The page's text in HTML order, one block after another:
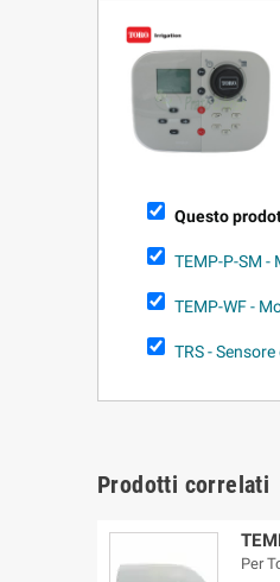
Questo
TEMP-P-SM
TEMP-WF -
TRS -
Prodotti correlati
Per